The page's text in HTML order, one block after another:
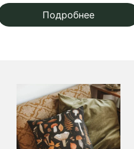
Подробнее